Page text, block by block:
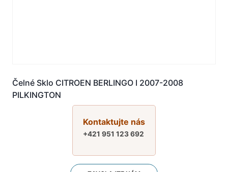
Čelné Sklo CITROEN BERLINGO I 2007-2008
PILKINGTON
Kontaktujte nás
+421 951 123 692